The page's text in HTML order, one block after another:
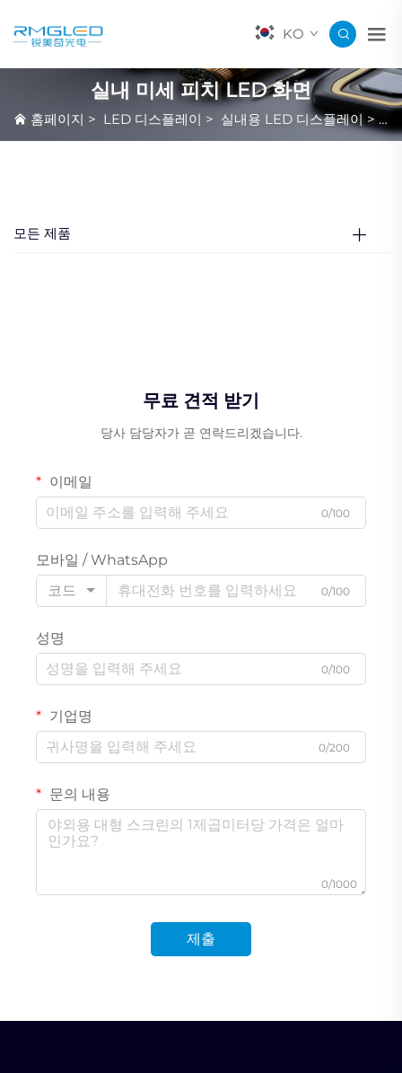
KO
실내 미세 피치 LED 화면
홈페이지 > LED 디스플레이 > 실내용 LED 디스플레이> 실
모든 제품
무료 견적 받기
당사 담당자가 곧 연락드리겠습니다.
이메일
0/100
모바일 / WhatsApp
코드
0/100
성명
0/100
기업명
0/200
문의 내용
0/1000
제출